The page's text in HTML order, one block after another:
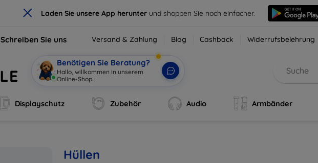
× Laden Sie unsere App herunter und shoppen Sie noch einfacher.
Schreiben Sie uns Versand & Zahlung Blog Cashback Widerrufsbelehrung
Benötigen Sie Beratung?
Hallo, willkommen in unserem
Online-Shop.
Displayschutz Zubehör Audio Armbänder
Hüllen